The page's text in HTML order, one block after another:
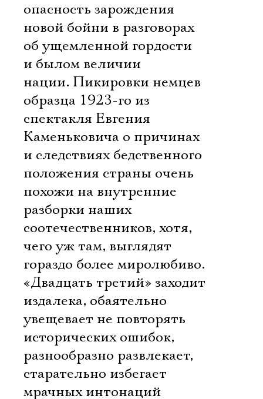
опасность зарождения
новой бойни в разговорах
об ущемленной гордости
и былом величии
нации. Пикировки немцев
образца 1923-го из
спектакля Евгения
Каменьковича о причинах
и следствиях бедственного
положения страны очень
похожи на внутренние
разборки наших
соотечественников, хотя,
чего уж там, выглядят
гораздо более миролюбиво.
«Двадцать третий» заходит
издалека, обаятельно
увещевает не повторять
исторических ошибок,
разнообразно развлекает,
старательно избегает
мрачных интонаций
Электропочта